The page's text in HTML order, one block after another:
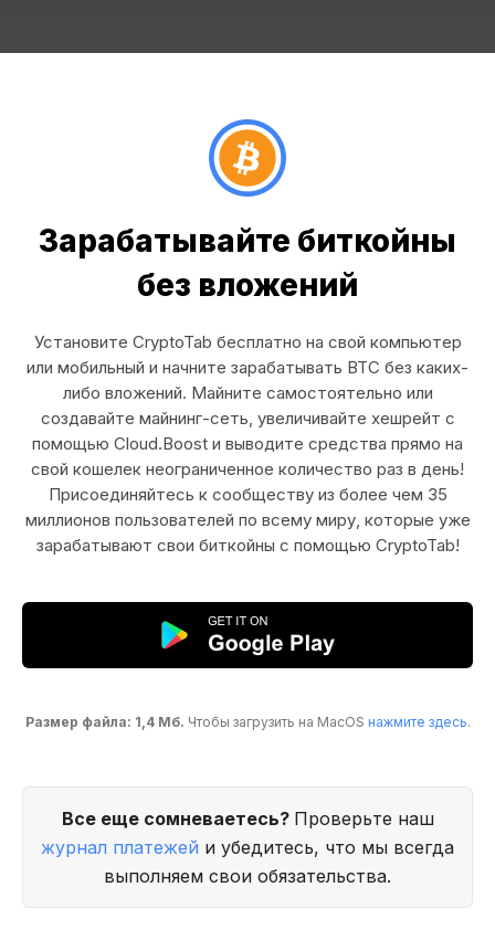
Зарабатывайте биткойны
без вложений
Установите CryptoTab бесплатно на свой компьютер
или мобильный и начните зарабатывать BTC без каких-
либо вложений. Майните самостоятельно или
создавайте майнинг-сеть, увеличивайте хешрейт с
помощью Cloud.Boost и выводите средства прямо на
свой кошелек неограниченное количество раз в день!
Присоединяйтесь к сообществу из более чем 35
миллионов пользователей по всему миру, которые уже
зарабатывают свои биткойны с помощью CryptoTab!
Размер файла: 1,4 Мб. Чтобы загрузить на MacOS нажмите здесь.
Все еще сомневаетесь? Проверьте наш
журнал платежей и убедитесь, что мы всегда
выполняем свои обязательства.